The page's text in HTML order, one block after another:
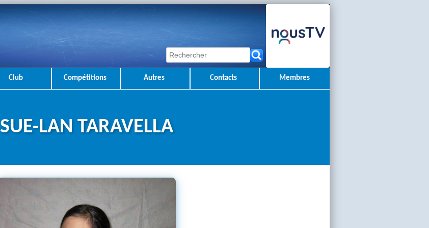
Club Compétitions Autres Contacts Membres
SUE-LAN TARAVELLA